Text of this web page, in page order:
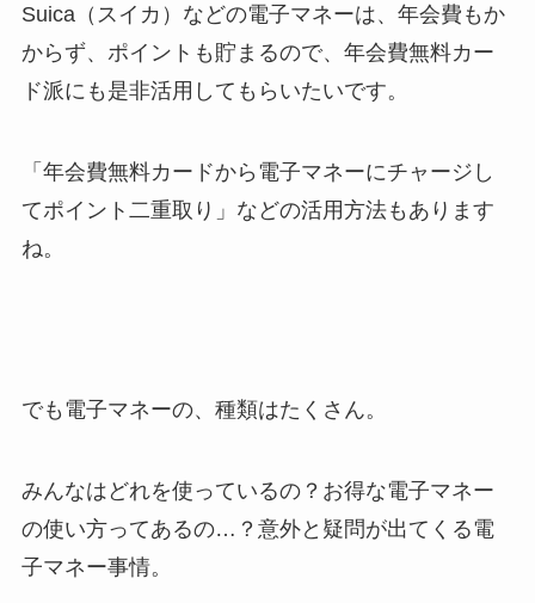
Suica（スイカ）などの電子マネーは、年会費もか
からず、ポイントも貯まるので、年会費無料カー
ド派にも是非活用してもらいたいです。
「年会費無料カードから電子マネーにチャージし
てポイント二重取り」などの活用方法もあります
ね。
でも電子マネーの、種類はたくさん。
みんなはどれを使っているの？お得な電子マネー
の使い方ってあるの…？意外と疑問が出てくる電
子マネー事情。